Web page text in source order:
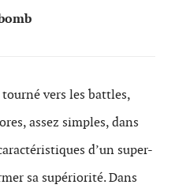
vers les bat­tles,
assez sim­ples, dans
d’un super-
sa supéri­or­ité. Dans